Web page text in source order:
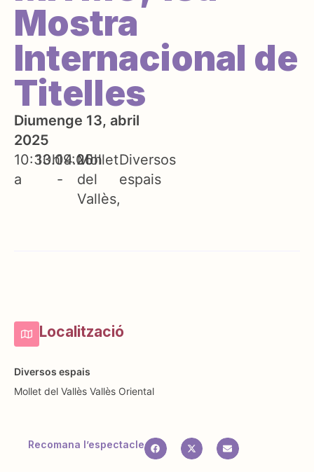
Mostra
Internacional de
Titelles
Diumenge 13, abril
2025
10:30h
a
13.04.25
19:00h
-
Mollet
del
Vallès
Diversos
espais
Localització
Diversos espais
Mollet del Vallès Vallès Oriental
Recomana l’espectacle